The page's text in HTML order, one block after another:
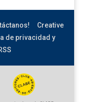
Creative
de privacidad y